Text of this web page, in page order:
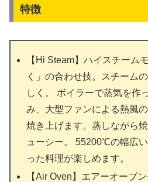
特徴
【Hi Steam】ハイスチーム
く」の合わせ技。スチーム
しく。 ボイラーで蒸気を作
み、大型ファンによる熱風
焼き上げます。蒸しながら
ューシー。 55200℃の幅広
った料理が楽しめます。
【Air Oven】エアーオーブ